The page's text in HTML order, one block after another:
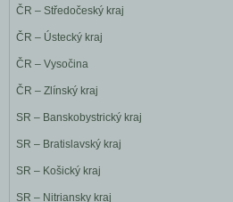
ČR – Středočeský kraj
ČR – Ústecký kraj
ČR – Vysočina
ČR – Zlínský kraj
SR – Banskobystrický kraj
SR – Bratislavský kraj
SR – Košický kraj
SR – Nitriansky kraj